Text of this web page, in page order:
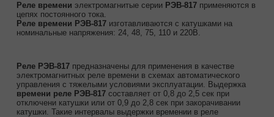
Реле времени электромагнитые серии РЭВ-817 применяются в
цепях постоянного тока.
Реле времени РЭВ-817 изготавливаются с катушками на
номинальные напряжения: 24, 48, 75, 110 и 220В.
Реле РЭВ-817 предназначены для применения в качестве
электромагнитных реле времени в схемах автоматического
управления с тяжелыми условиями эксплуатации. Выдержка
времени реле РЭВ-817 составляет от 0,8 до 2,5 сек при
отключени катушки или от 0,9 до 2,8 сек при закорачивании
катушки. Такие интервалы выдержки времении в реле